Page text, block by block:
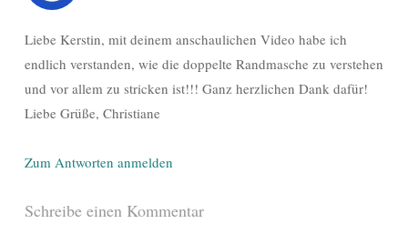
Liebe Kerstin, mit deinem anschaulichen Video habe ich
endlich verstanden, wie die doppelte Randmasche zu verstehen
und vor allem zu stricken ist!!! Ganz herzlichen Dank dafür!
Liebe Grüße, Christiane
Zum Antworten anmelden
Schreibe einen Kommentar